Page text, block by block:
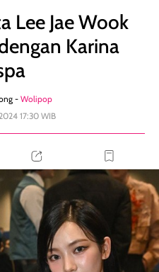
Lee Jae Wook
Karina
- Wolipop
17:30 WIB